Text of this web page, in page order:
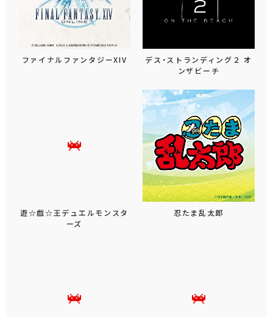
ファイナルファンタジーXIV
デス・ストランディング２ オ
ンザビーチ
遊☆戯☆王デュエルモンスタ
ーズ
忍たま乱太郎